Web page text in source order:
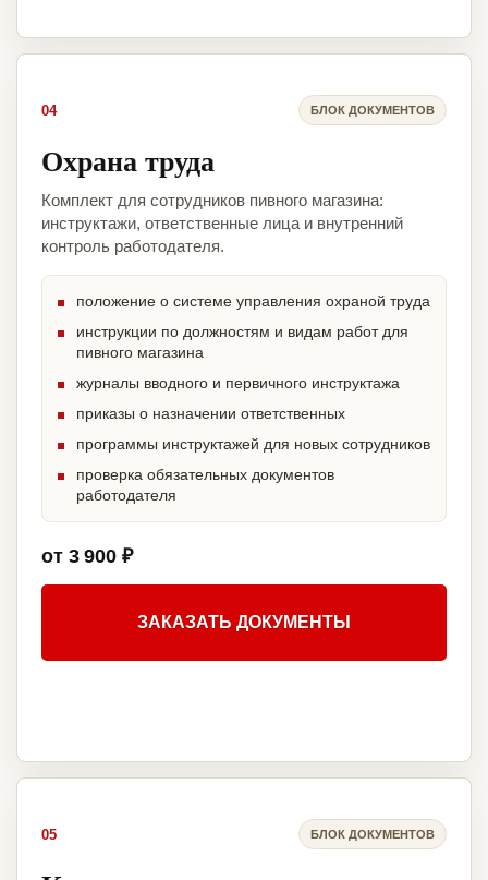
04 БЛОК ДОКУМЕНТОВ
Охрана труда
Комплект для сотрудников пивного магазина:
инструктажи, ответственные лица и внутренний
контроль работодателя.
положение о системе управления охраной труда
инструкции по должностям и видам работ для
пивного магазина
журналы вводного и первичного инструктажа
приказы о назначении ответственных
программы инструктажей для новых сотрудников
проверка обязательных документов
работодателя
от 3 900 ₽
ЗАКАЗАТЬ ДОКУМЕНТЫ
05 БЛОК ДОКУМЕНТОВ